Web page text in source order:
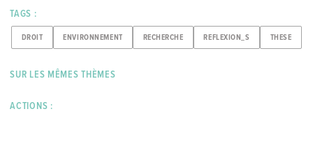
TAGS :
DROIT ENVIRONNEMENT RECHERCHE REFLEXION_S THESE
SUR LES MÊMES THÈMES
ACTIONS :